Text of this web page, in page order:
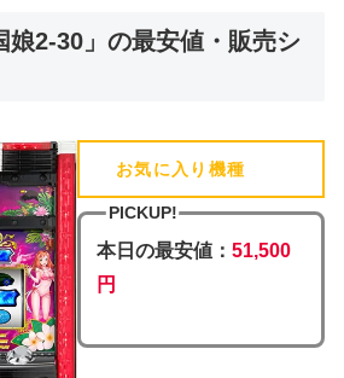
娘2-30」の最安値・販売シ
お気に入り機種
PICKUP!
本日の最安値：51,500
円